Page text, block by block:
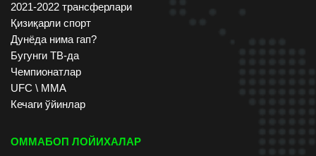
2021-2022 трансферлари
Қизиқарли спорт
Дунёда нима гап?
Бугунги ТВ-да
Чемпионатлар
UFC \ ММА
Кечаги ўйинлар
ОММАБОП ЛОЙИХАЛАР